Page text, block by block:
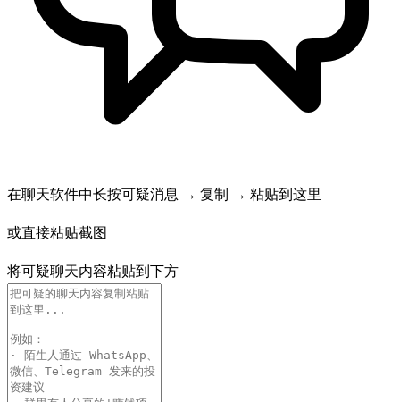
在聊天软件中长按可疑消息 → 复制 → 粘贴到这里
或直接粘贴截图
将可疑聊天内容粘贴到下方